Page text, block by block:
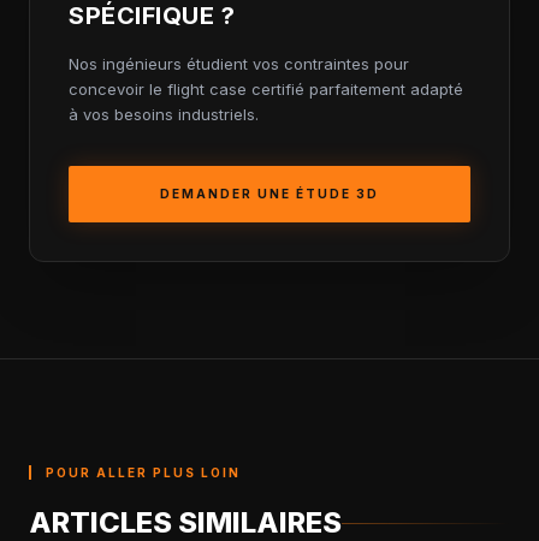
SPÉCIFIQUE ?
Nos ingénieurs étudient vos contraintes pour
concevoir le flight case certifié parfaitement adapté
à vos besoins industriels.
DEMANDER UNE ÉTUDE 3D
POUR ALLER PLUS LOIN
ARTICLES SIMILAIRES